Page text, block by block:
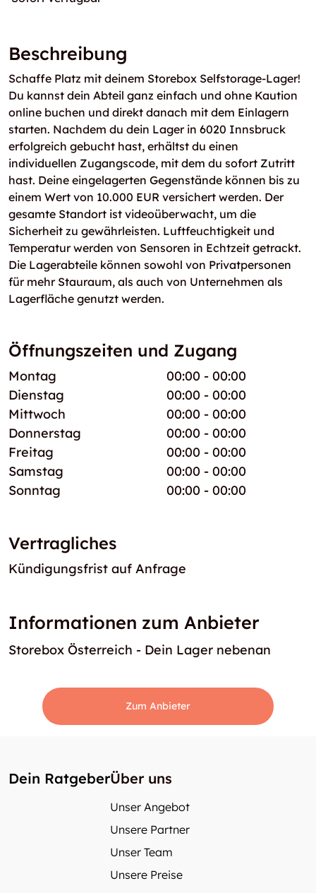
Beschreibung
Schaffe Platz mit deinem Storebox Selfstorage-Lager!
Du kannst dein Abteil ganz einfach und ohne Kaution
online buchen und direkt danach mit dem Einlagern
starten. Nachdem du dein Lager in 6020 Innsbruck
erfolgreich gebucht hast, erhältst du einen
individuellen Zugangscode, mit dem du sofort Zutritt
hast. Deine eingelagerten Gegenstände können bis zu
einem Wert von 10.000 EUR versichert werden. Der
gesamte Standort ist videoüberwacht, um die
Sicherheit zu gewährleisten. Luftfeuchtigkeit und
Temperatur werden von Sensoren in Echtzeit getrackt.
Die Lagerabteile können sowohl von Privatpersonen
für mehr Stauraum, als auch von Unternehmen als
Lagerfläche genutzt werden.
Öffnungszeiten und Zugang
Montag
00:00 - 00:00
Dienstag
00:00 - 00:00
Mittwoch
00:00 - 00:00
Donnerstag
00:00 - 00:00
Freitag
00:00 - 00:00
Samstag
00:00 - 00:00
Sonntag
00:00 - 00:00
Vertragliches
Kündigungsfrist auf Anfrage
Informationen zum Anbieter
Storebox Österreich - Dein Lager nebenan
Zum Anbieter
Dein RatgeberÜber uns
Unser Angebot
Unsere Partner
Unser Team
Unsere Preise